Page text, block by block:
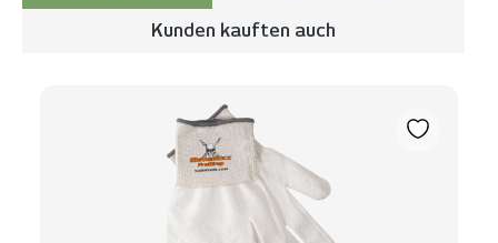
Kunden kauften auch